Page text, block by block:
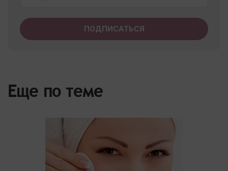
Еще по теме